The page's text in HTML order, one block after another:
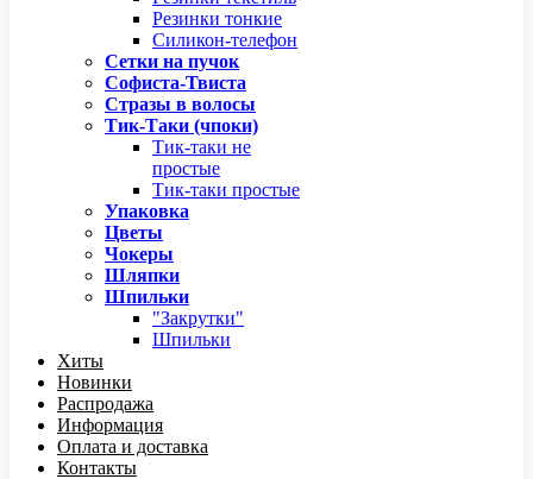
Резинки тонкие
Силикон-телефон
Сетки на пучок
Софиста-Твиста
Стразы в волосы
Тик-Таки (чпоки)
Тик-таки не
простые
Тик-таки простые
Упаковка
Цветы
Чокеры
Шляпки
Шпильки
"Закрутки"
Шпильки
Хиты
Новинки
Распродажа
Информация
Оплата и доставка
Контакты